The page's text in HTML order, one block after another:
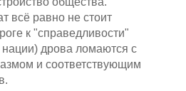
всё равно не стоит
к "справедливости"
дрова ломаются с
и соответствующим